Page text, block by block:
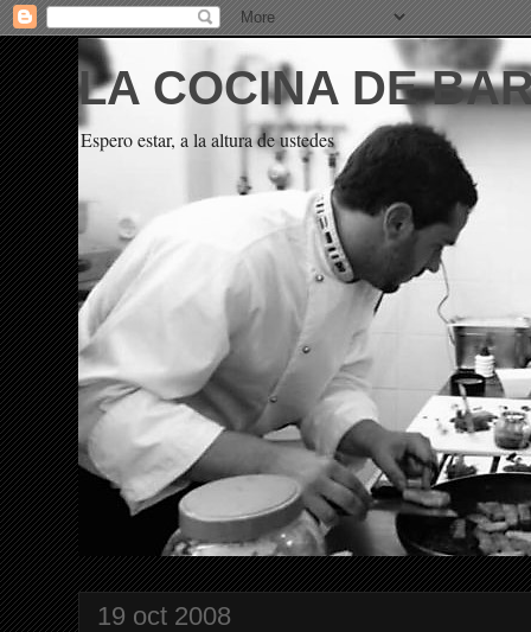
LA COCINA DE
Espero estar, a la altura de ustedes
19 oct 2008